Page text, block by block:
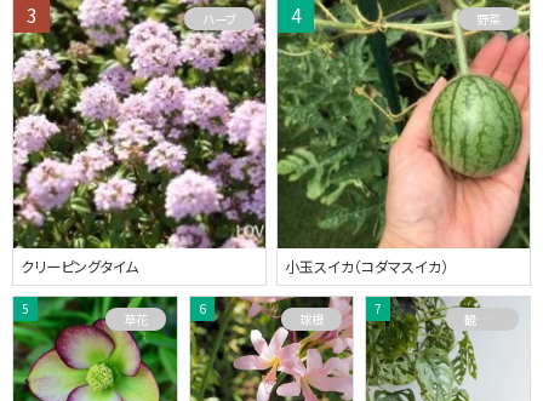
クリーピングタイム
ハーブ
小玉スイカ（コダマスイカ）
野菜
草花 球根 観葉植物